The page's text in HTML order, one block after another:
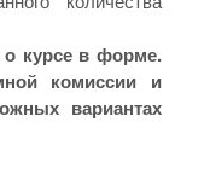
о курсе в форме.
комиссии и
вариантах